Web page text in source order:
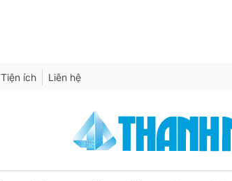
Tiện ích Liên hệ